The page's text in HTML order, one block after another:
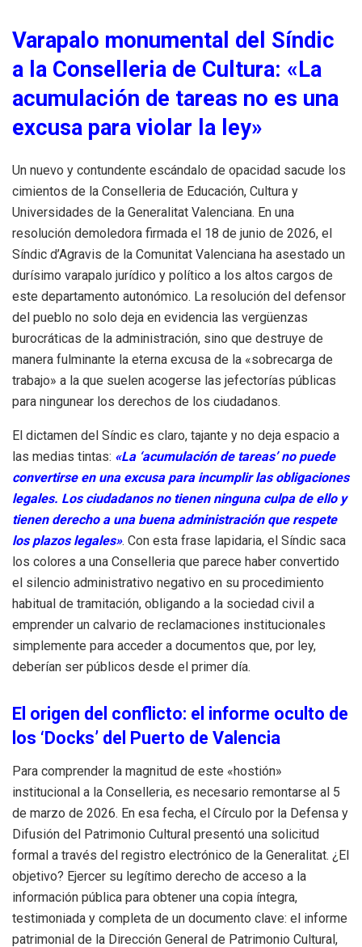
Varapalo monumental del Síndic
a la Conselleria de Cultura: «La
acumulación de tareas no es una
excusa para violar la ley»
Un nuevo y contundente escándalo de opacidad sacude los
cimientos de la Conselleria de Educación, Cultura y
Universidades de la Generalitat Valenciana. En una
resolución demoledora firmada el 18 de junio de 2026, el
Síndic d’Agravis de la Comunitat Valenciana ha asestado un
durísimo varapalo jurídico y político a los altos cargos de
este departamento autonómico. La resolución del defensor
del pueblo no solo deja en evidencia las vergüenzas
burocráticas de la administración, sino que destruye de
manera fulminante la eterna excusa de la «sobrecarga de
trabajo» a la que suelen acogerse las jefectorías públicas
para ningunear los derechos de los ciudadanos.
El dictamen del Síndic es claro, tajante y no deja espacio a
las medias tintas: «La ‘acumulación de tareas’ no puede
convertirse en una excusa para incumplir las obligaciones
legales. Los ciudadanos no tienen ninguna culpa de ello y
tienen derecho a una buena administración que respete
los plazos legales». Con esta frase lapidaria, el Síndic saca
los colores a una Conselleria que parece haber convertido
el silencio administrativo negativo en su procedimiento
habitual de tramitación, obligando a la sociedad civil a
emprender un calvario de reclamaciones institucionales
simplemente para acceder a documentos que, por ley,
deberían ser públicos desde el primer día.
El origen del conflicto: el informe oculto de
los ‘Docks’ del Puerto de Valencia
Para comprender la magnitud de este «hostión»
institucional a la Conselleria, es necesario remontarse al 5
de marzo de 2026. En esa fecha, el Círculo por la Defensa y
Difusión del Patrimonio Cultural presentó una solicitud
formal a través del registro electrónico de la Generalitat. ¿El
objetivo? Ejercer su legítimo derecho de acceso a la
información pública para obtener una copia íntegra,
testimoniada y completa de un documento clave: el informe
patrimonial de la Dirección General de Patrimonio Cultural,